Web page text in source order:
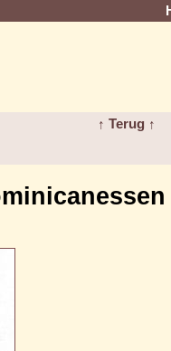
↑ Terug ↑